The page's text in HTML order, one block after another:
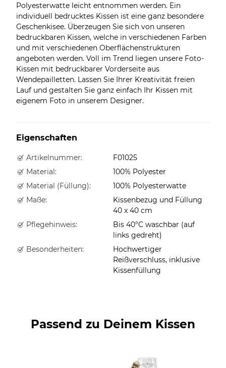
Polyesterwatte leicht entnommen werden. Ein
individuell bedrucktes Kissen ist eine ganz besondere
Geschenkisee. Überzeugen Sie sich von unseren
bedruckbaren Kissen, welche in verschiedenen Farben
und mit verschiedenen Oberflächenstrukturen
angeboten werden. Voll im Trend liegen unsere Foto-
Kissen mit bedruckbarer Vorderseite aus
Wendepailletten. Lassen Sie Ihrer Kreativität freien
Lauf und gestalten Sie ganz einfach Ihr Kissen mit
eigenem Foto in unserem Designer.
Eigenschaften
Artikelnummer:
F01025
Material:
100% Polyester
Material (Füllung):
100% Polyesterwatte
Maße:
Kissenbezug und Füllung
40 x 40 cm
Pflegehinweis:
Bis 40°C waschbar (auf
links gedreht)
Besonderheiten:
Hochwertiger
Reißverschluss, inklusive
Kissenfüllung
Passend zu Deinem Kissen